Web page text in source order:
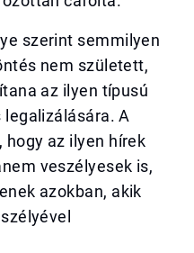
szerint semmilyen
nem született,
az ilyen típusú
A
hogy az ilyen hírek
veszélyesek is,
azokban, akik